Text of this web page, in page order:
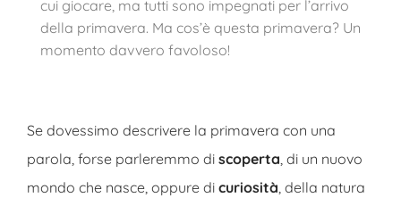
cui giocare, ma tutti sono impegnati per l’arrivo
della primavera. Ma cos’è questa primavera? Un
momento davvero favoloso!
Se dovessimo descrivere la primavera con una
parola, forse parleremmo di scoperta, di un nuovo
mondo che nasce, oppure di curiosità, della natura